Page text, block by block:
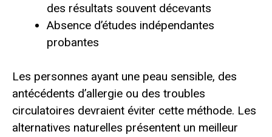
des résultats souvent décevants
Absence d’études indépendantes
probantes
Les personnes ayant une peau sensible, des
antécédents d’allergie ou des troubles
circulatoires devraient éviter cette méthode. Les
alternatives naturelles présentent un meilleur